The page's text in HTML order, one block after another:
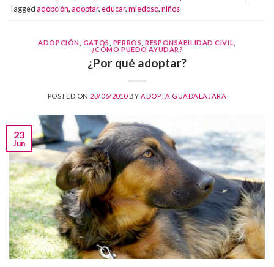
Taggedadopción,adoptar,educar,miedoso,niños
ADOPCIÓN GATOS PERROS ,RESPONSABILIDAD CIVIL
¿CÓMO PUEDO AYUDAR?
¿Por qué adoptar?
POSTED ON 23/06/2010BYADOPTA GUADALAJARA
23
Jun